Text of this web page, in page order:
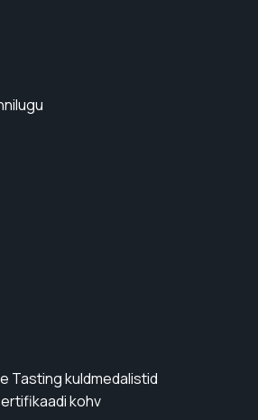
Tasting kuldmedalistid
kohv